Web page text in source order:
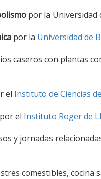
por la Universidad
por la Universidad de
caseros con plantas
el Instituto de Ciencias
por el Instituto Roger de
y jornadas
comestibles, cocina